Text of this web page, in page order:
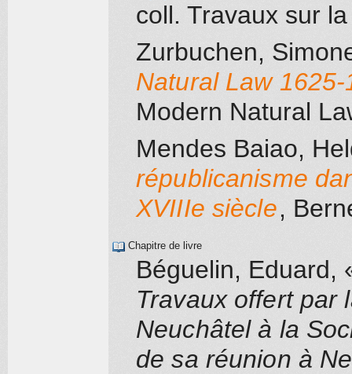
coll. Travaux sur
Zurbuchen,
Natural Law 1625-
Modern Natural
Mendes Baiao,
républicanisme
XVIIIe siècle,
Chapitre de livre
Béguelin, Eduard,
Travaux offert par
Neuchâtel à la
de sa réunion à